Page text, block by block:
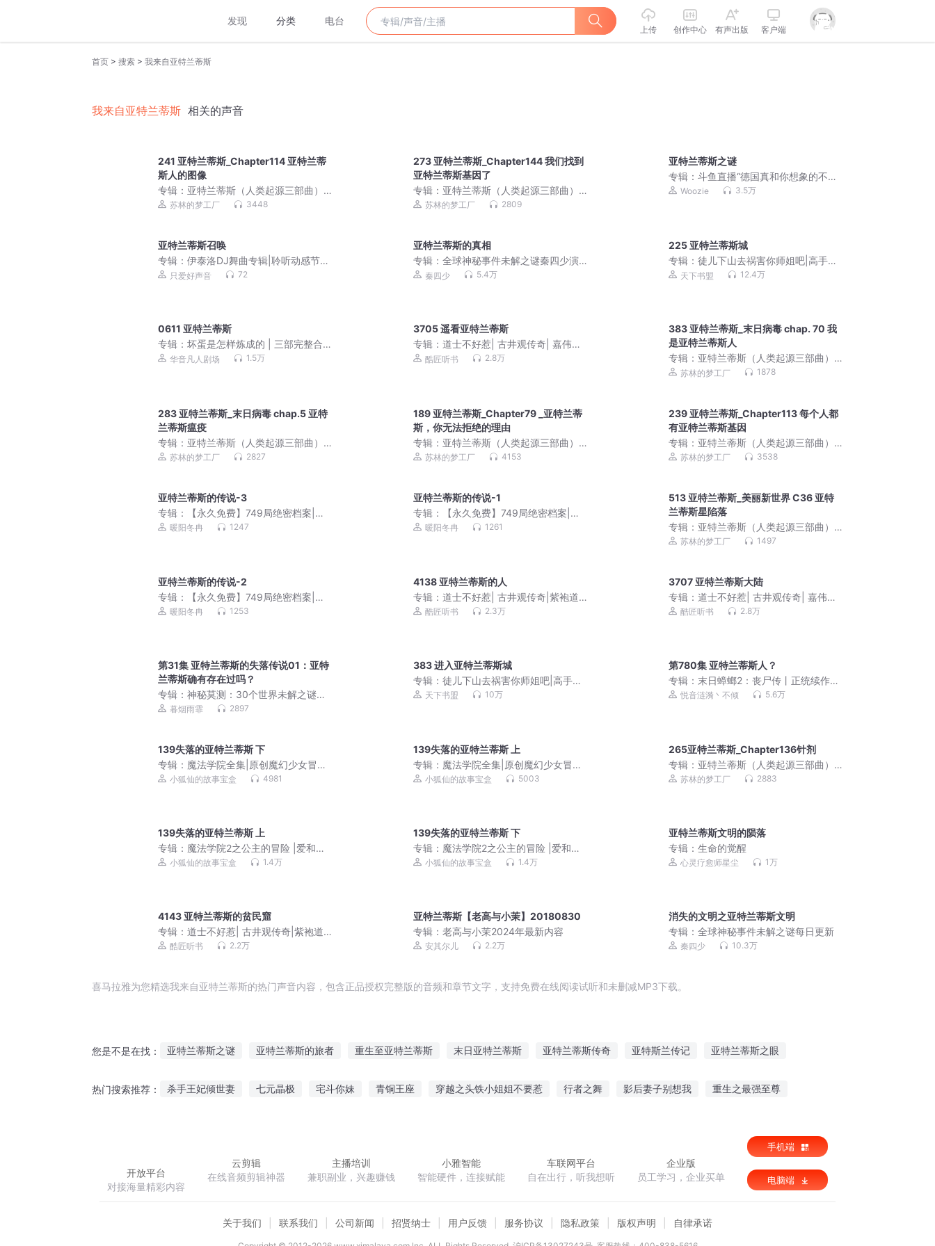
发现 分类 电台
上传 创作中心 有声出版 客户端
首页 > 搜索 > 我来自亚特兰蒂斯
我来自亚特兰蒂斯 相关的声音
241 亚特兰蒂斯_Chapter114 亚特兰蒂
斯人的图像
专辑： 亚特兰蒂斯（人类起源三部曲）|
刘慈欣/陈浩基力荐科幻巨作
苏林的梦工厂 3448
273 亚特兰蒂斯_Chapter144 我们找到
亚特兰蒂斯基因了
专辑： 亚特兰蒂斯（人类起源三部曲）|
刘慈欣/陈浩基力荐科幻巨作
苏林的梦工厂 2809
亚特兰蒂斯之谜
专辑：斗鱼直播“德国真和你想象的不一
样”专题系列录音
Woozie 3.5万
亚特兰蒂斯召唤
专辑： 伊泰洛DJ舞曲专辑|聆听动感节
奏| 只爱好声音 72
亚特兰蒂斯的真相
专辑：全球神秘事件未解之谜秦四少演
播 秦四少 5.4万
225 亚特兰蒂斯城
专辑：徒儿下山去祸害你师姐吧|高手下
山，我有九个无敌师父
天下书盟 12.4万
0611 亚特兰蒂斯
专辑： 坏蛋是怎样炼成的 | 三部完整合
集，桑梓演绎谢文东
华音凡人剧场 1.5万
3705 遥看亚特兰蒂斯
专辑：道士不好惹| 古井观传奇| 嘉伟演
播| 紫袍道士绝代道人
酷匠听书 2.8万
383 亚特兰蒂斯_末日病毒 chap. 70 我
是亚特兰蒂斯人
专辑： 亚特兰蒂斯（人类起源三部曲）|
刘慈欣/陈浩基力荐科幻巨作
苏林的梦工厂 1878
283 亚特兰蒂斯_末日病毒 chap.5 亚特
兰蒂斯瘟疫
专辑： 亚特兰蒂斯（人类起源三部曲）|
刘慈欣/陈浩基力荐科幻巨作
苏林的梦工厂 2827
189 亚特兰蒂斯_Chapter79 _亚特兰蒂
斯，你无法拒绝的理由
专辑： 亚特兰蒂斯（人类起源三部曲）|
刘慈欣/陈浩基力荐科幻巨作
苏林的梦工厂 4153
239 亚特兰蒂斯_Chapter113 每个人都
有亚特兰蒂斯基因
专辑： 亚特兰蒂斯（人类起源三部曲）|
刘慈欣/陈浩基力荐科幻巨作
苏林的梦工厂 3538
亚特兰蒂斯的传说-3
专辑：
【永久免费】749局绝密档案|真
实灵异事件|超自然
暖阳冬冉 1247
亚特兰蒂斯的传说-1
专辑：
【永久免费】749局绝密档案|真
实灵异事件|超自然
暖阳冬冉 1261
513 亚特兰蒂斯_美丽新世界 C36 亚特
兰蒂斯星陷落
专辑： 亚特兰蒂斯（人类起源三部曲）|
刘慈欣/陈浩基力荐科幻巨作
苏林的梦工厂 1497
亚特兰蒂斯的传说-2
专辑：
【永久免费】749局绝密档案|真
实灵异事件|超自然
暖阳冬冉 1253
4138 亚特兰蒂斯的人
专辑：道士不好惹| 古井观传奇|紫袍道
士绝代道人
酷匠听书 2.3万
3707 亚特兰蒂斯大陆
专辑：道士不好惹| 古井观传奇| 嘉伟演
播| 紫袍道士绝代道人
酷匠听书 2.8万
第31集 亚特兰蒂斯的失落传说01：亚特
兰蒂斯确有存在过吗？
专辑： 神秘莫测：30个世界未解之谜背
后的惊人秘密|超自然现象|离奇事件|古
暮烟雨霏 2897
383 进入亚特兰蒂斯城
专辑：徒儿下山去祸害你师姐吧|高手下
山，我有九个无敌师父
天下书盟 10万
第780集 亚特兰蒂斯人？
专辑：末日蟑螂2：丧尸传丨正统续作9
年重现末世鼻祖
悦音涟漪丶不倾 5.6万
139失落的亚特兰蒂斯 下
专辑： 魔法学院全集|原创魔幻少女冒险
故事1-4加番外
小狐仙的故事宝盒 4981
139失落的亚特兰蒂斯 上
专辑： 魔法学院全集|原创魔幻少女冒险
故事1-4加番外
小狐仙的故事宝盒 5003
265亚特兰蒂斯_Chapter136针剂
专辑： 亚特兰蒂斯（人类起源三部曲）|
刘慈欣/陈浩基力荐科幻巨作
苏林的梦工厂 2883
139失落的亚特兰蒂斯 上
专辑： 魔法学院2之公主的冒险 |爱和勇
气|守护纯真的心
小狐仙的故事宝盒 1.4万
139失落的亚特兰蒂斯 下
专辑： 魔法学院2之公主的冒险 |爱和勇
气|守护纯真的心
小狐仙的故事宝盒 1.4万
亚特兰蒂斯文明的陨落
专辑：生命的觉醒
心灵疗愈师星尘 1万
4143 亚特兰蒂斯的贫民窟
专辑： 道士不好惹| 古井观传奇|紫袍道
士绝代道人
酷匠听书 2.2万
亚特兰蒂斯【老高与小茉】20180830
专辑：老高与小茉2024年最新内容
安其尔儿 2.2万
消失的文明之亚特兰蒂斯文明
专辑：全球神秘事件未解之谜每日更新
秦四少 10.3万
喜马拉雅为您精选我来自亚特兰蒂斯的热门声音内容，包含正品授权完整版的音频和章节文字，支持免费在线阅读试听和未删减MP3下载。
您是不是在找： 亚特兰蒂斯之谜 亚特兰蒂斯的旅者 重生至亚特兰蒂斯 末日亚特兰蒂斯 亚特兰蒂斯传奇 亚特斯兰传记 亚特兰蒂斯之眼
热门搜索推荐： 杀手王妃倾世妻 七元晶极 宅斗你妹 青铜王座 穿越之头铁小姐姐不要惹 行者之舞 影后妻子别想我 重生之最强至尊
开放平台
对接海量精彩内容
云剪辑
在线音频剪辑神器
主播培训
兼职副业，兴趣赚钱
小雅智能
智能硬件，连接赋能
车联网平台
自在出行，听我想听
企业版
员工学习，企业买单
手机端
电脑端
关于我们 联系我们 公司新闻 招贤纳士 用户反馈 服务协议 隐私政策 版权声明 自律承诺